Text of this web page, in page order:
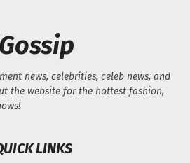
news, celebrities, celeb news, and
the website for the hottest fashion,
LINKS